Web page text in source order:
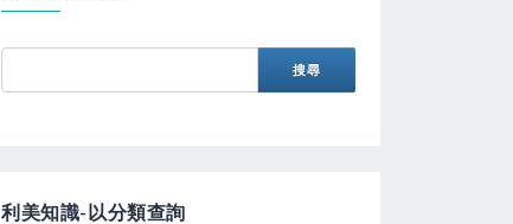
利美知識-以分類查詢